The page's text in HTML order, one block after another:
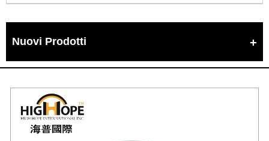
Nuovi Prodotti